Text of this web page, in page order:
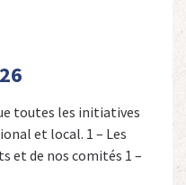
toutes les initiatives
et local. 1 – Les
et de nos comités 1 –